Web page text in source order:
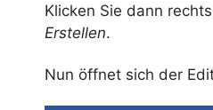
Klicken Sie dann
Erstellen.
Nun öffnet sich der